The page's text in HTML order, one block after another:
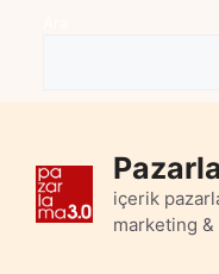
içerik
marketing